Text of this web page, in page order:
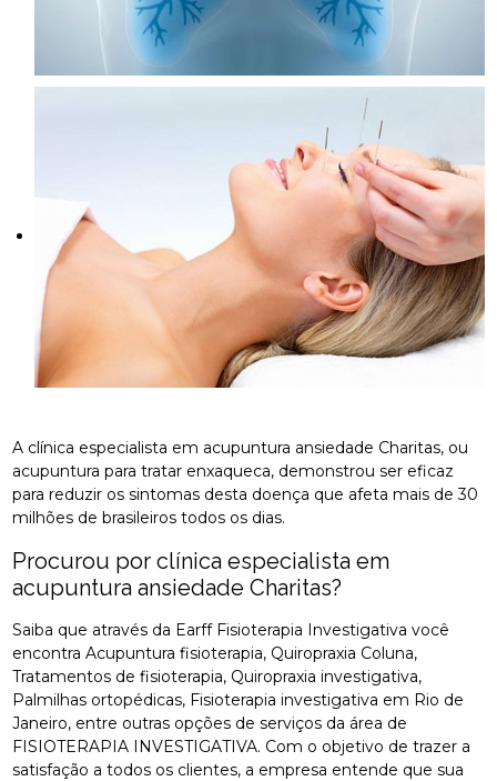
A clínica especialista em acupuntura ansiedade Charitas, ou
acupuntura para tratar enxaqueca, demonstrou ser eficaz
para reduzir os sintomas desta doença que afeta mais de 30
milhões de brasileiros todos os dias.
Procurou por clínica especialista em
acupuntura ansiedade Charitas?
Saiba que através da Earff Fisioterapia Investigativa você
encontra Acupuntura fisioterapia, Quiropraxia Coluna,
Tratamentos de fisioterapia, Quiropraxia investigativa,
Palmilhas ortopédicas, Fisioterapia investigativa em Rio de
Janeiro, entre outras opções de serviços da área de
FISIOTERAPIA INVESTIGATIVA. Com o objetivo de trazer a
satisfação a todos os clientes, a empresa entende que sua